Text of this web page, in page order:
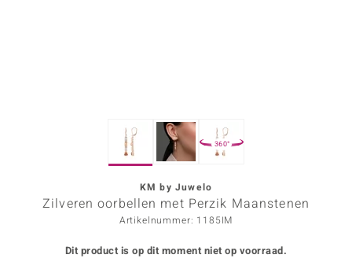
360°
KM by Juwelo
Zilveren oorbellen met Perzik Maanstenen
Artikelnummer: 1185IM
Dit product is op dit moment niet op voorraad.